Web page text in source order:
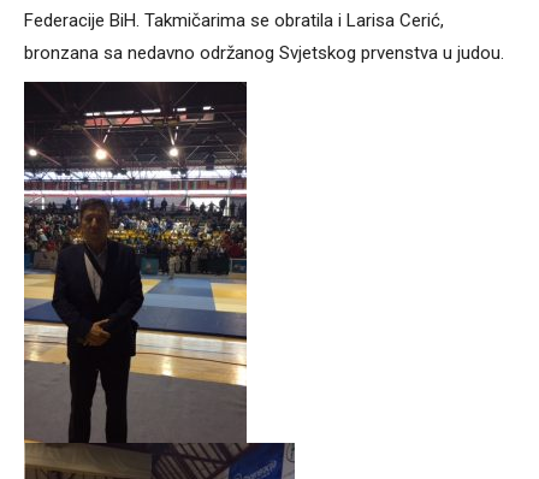
Federacije BiH. Takmičarima se obratila i Larisa Cerić,
bronzana sa nedavno održanog Svjetskog prvenstva u judou.